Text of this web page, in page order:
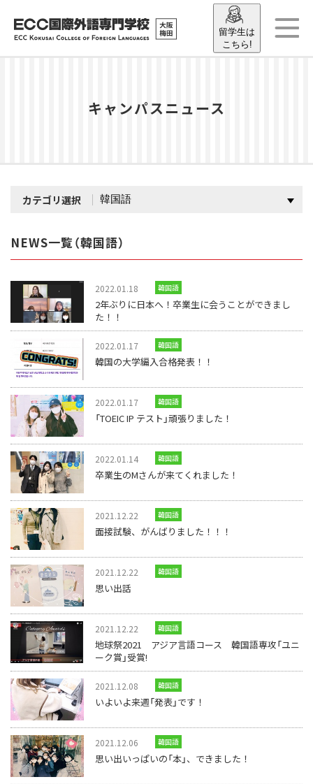
留学生は
こちら!
キャンパスニュース
カテゴリ選択
NEWS一覧（韓国語）
2022.01.18 韓国語
2年ぶりに日本へ！卒業生に会うことができまし
た！！
2022.01.17 韓国語
韓国の大学編入合格発表！！
2022.01.17 韓国語
「TOEIC IP テスト」頑張りました！
2022.01.14 韓国語
卒業生のMさんが来てくれました！
2021.12.22 韓国語
面接試験、がんばりました！！！
2021.12.22 韓国語
思い出話
2021.12.22 韓国語
地球祭2021 アジア言語コース 韓国語専攻「ユニ
ーク賞」受賞!
2021.12.08 韓国語
いよいよ来週「発表」です！
2021.12.06 韓国語
思い出いっぱいの「本」、できました！